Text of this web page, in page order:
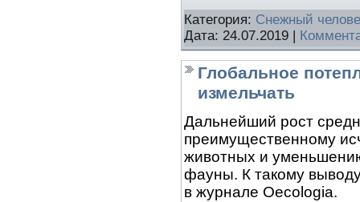
Категория: Снежный
Дата: 24.07.2019
Глобальное
измельчать
Дальнейший рост
преимущественному
животных и
фауны. К такому
в журнале Oecologia.